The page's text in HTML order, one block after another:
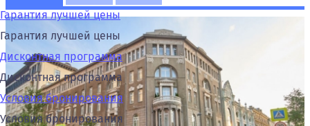
Гарантия лучшей цены
Гарантия лучшей цены
Дисконтная программа
Дисконтная программа
Условия бронирования
Условия бронирования